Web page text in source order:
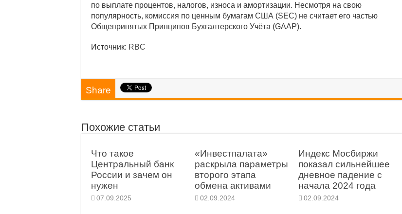
по выплате процентов, налогов, износа и амортизации. Несмотря на свою
популярность, комиссия по ценным бумагам США (SEC) не считает его частью
Общепринятых Принципов Бухгалтерского Учёта (GAAP).
Источник: RBC
Share
Похожие статьи
Что такое
Центральный банк
России и зачем он
нужен
07.09.2025
«Инвестпалата»
раскрыла параметры
второго этапа
обмена активами
02.09.2024
Индекс Мосбиржи
показал сильнейшее
дневное падение с
начала 2024 года
02.09.2024